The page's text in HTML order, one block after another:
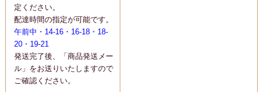
定ください。
配達時間の指定が可能です。
午前中・14-16・16-18・18-
20・19-21
発送完了後、「商品発送メー
ル」をお送りいたしますので
ご確認ください。